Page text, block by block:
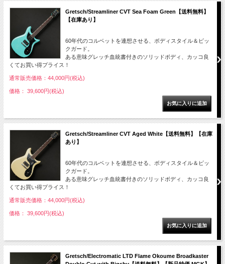
Gretsch/Streamliner CVT Sea Foam Green【送料無料】
【在庫あり】
60年代のコルベットを連想させる、ボディスタイル＆ピッ
クガード。
ある意味グレッチ血統書付きのソリッドボディ、カッコ良
くてお買い得プライス！
通常販売価格：44,000円(税込)
価格： 39,600円(税込)
Gretsch/Streamliner CVT Aged White【送料無料】【在庫
あり】
60年代のコルベットを連想させる、ボディスタイル＆ピッ
クガード。
ある意味グレッチ血統書付きのソリッドボディ、カッコ良
くてお買い得プライス！
通常販売価格：44,000円(税込)
価格： 39,600円(税込)
Gretsch/Electromatic LTD Flame Okoume Broadkaster